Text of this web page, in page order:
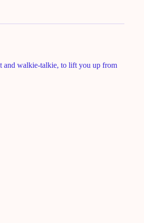
and walkie-talkie, to lift you up from